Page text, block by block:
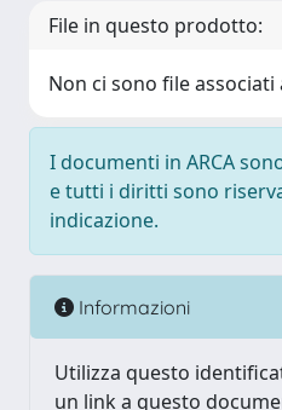
File in questo prodotto:
Non ci sono file
I documenti in ARCA
e tutti i diritti sono
indicazione.
Informazioni
Utilizza questo
un link a questo